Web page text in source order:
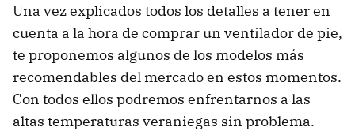
Una vez explicados todos los detalles a tener en
cuenta a la hora de comprar un ventilador de pie,
te proponemos algunos de los modelos más
recomendables del mercado en estos momentos.
Con todos ellos podremos enfrentarnos a las
altas temperaturas veraniegas sin problema.